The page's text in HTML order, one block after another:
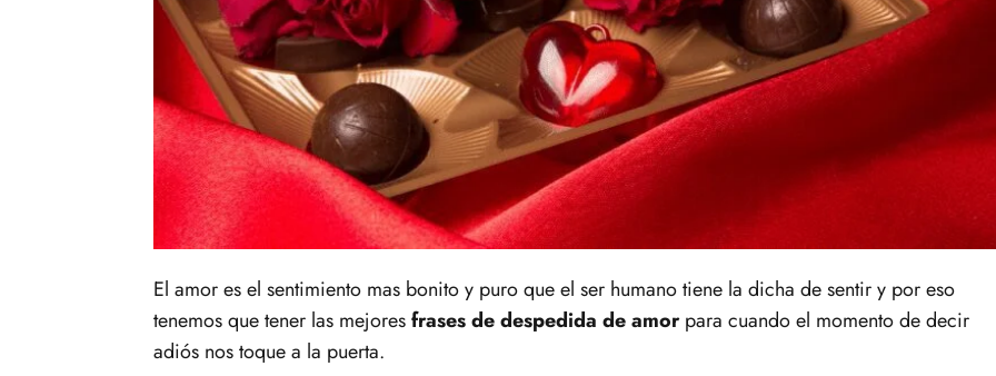
El amor es el sentimiento mas bonito y puro que el ser humano tiene la dicha de sentir y por eso
tenemos que tener las mejoresfrases de despedida de amorpara cuando el momento de decir
adiós nos toque a la puerta.